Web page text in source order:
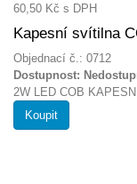
60,50 Kč s DPH
Kapesní svítilna
Objednací č.: 0712
Dostupnost:
2W LED COB
Koupit